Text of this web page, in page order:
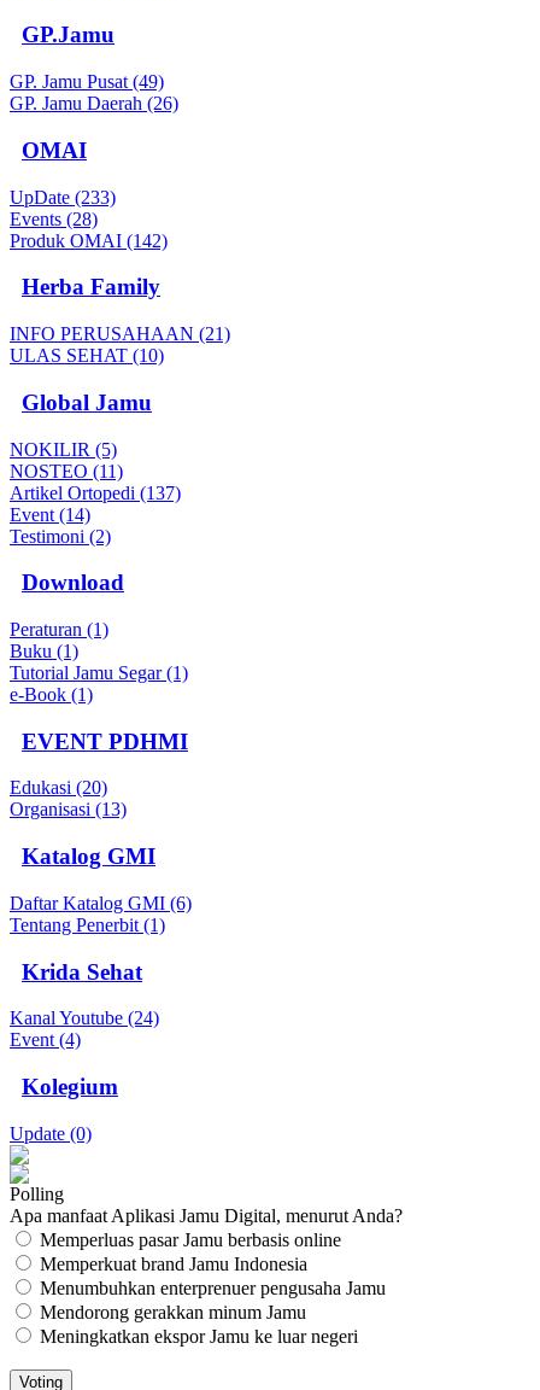
GP.Jamu
GP. Jamu Pusat (49)
GP. Jamu Daerah (26)
OMAI
UpDate (233)
Events (28)
Produk OMAI (142)
Herba Family
INFO PERUSAHAAN (21)
ULAS SEHAT (10)
Global Jamu
NOKILIR (5)
NOSTEO (11)
Artikel Ortopedi (137)
Event (14)
Testimoni (2)
Download
Peraturan (1)
Buku (1)
Tutorial Jamu Segar (1)
e-Book (1)
EVENT PDHMI
Edukasi (20)
Organisasi (13)
Katalog GMI
Daftar Katalog GMI (6)
Tentang Penerbit (1)
Krida Sehat
Kanal Youtube (24)
Event (4)
Kolegium
Update (0)
Polling
Apa manfaat Aplikasi Jamu Digital, menurut Anda?
Memperluas pasar Jamu berbasis online
Memperkuat brand Jamu Indonesia
Menumbuhkan enterprenuer pengusaha Jamu
Mendorong gerakkan minum Jamu
Meningkatkan ekspor Jamu ke luar negeri